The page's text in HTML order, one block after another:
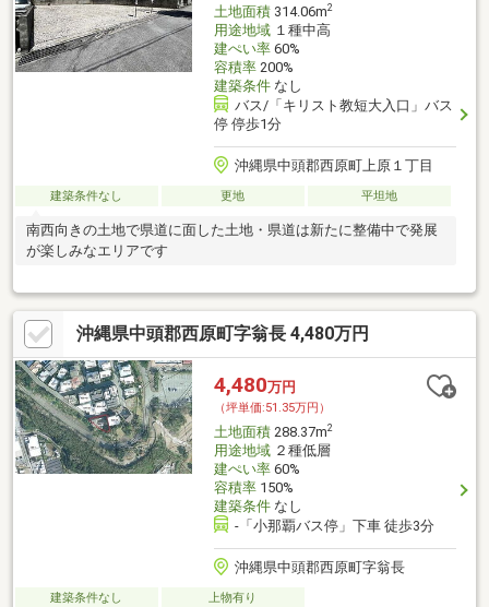
土地面積314.06m2
用途地域１種中高
建ぺい率60%
容積率200%
建築条件なし
バス/「キリスト教短大入口」バス
停 停歩1分
沖縄県中頭郡西原町上原１丁目
建築条件なし 更地 平坦地
南西向きの土地で県道に面した土地・県道は新たに整備中で発展
が楽しみなエリアです
沖縄県中頭郡西原町字翁長 4,480万円
4,480万円
（坪単価:51.35万円）
土地面積288.37m2
用途地域２種低層
建ぺい率60%
容積率150%
建築条件なし
-「小那覇バス停」下車 徒歩3分
沖縄県中頭郡西原町字翁長
建築条件なし 上物有り